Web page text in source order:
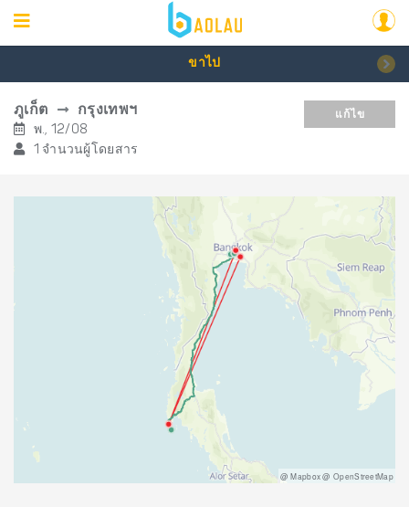
ขาไป
ภูเก็ต กรุงเทพฯ
พ., 12/08
1 จำนวนผู้โดยสาร
แก้ไข
@ Mapbox @ OpenStreetMap